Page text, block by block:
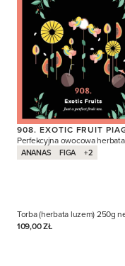
908. EXOTIC FRUIT
Perfekcyjna owocowa herbata
ANANAS FIGA +2
Torba (herbata luzem)250g
109,00 ZŁ